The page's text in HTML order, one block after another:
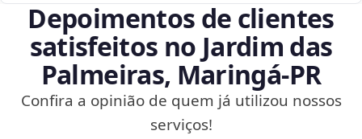
Depoimentos de clientes
satisfeitos no Jardim das
Palmeiras, Maringá‑PR
Confira a opinião de quem já utilizou nossos
serviços!